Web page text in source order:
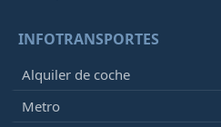
INFOTRANSPORTES
Alquiler de coche
Metro